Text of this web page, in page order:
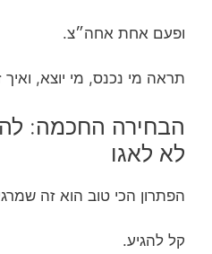
ופעם אחת אחה״צ.
תראה מי נכנס, מי יוצא,
הבחירה החכמה:
לא לאגו
הפתרון הכי טוב הוא זה
קל להגיע.